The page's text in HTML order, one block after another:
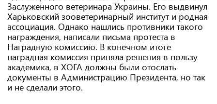
Заслуженного ветеринара Украины. Его выдвинул
Харьковский зооветеринарный институт и родная
ассоциация. Однако нашлись противники такого
награждения, написали письма протеста в
Наградную комиссию. В конечном итоге
наградная комиссия приняла решения в пользу
академика, в ХОГА должны были отослать
документы в Администрацию Президента, но так
и не сделали этого.